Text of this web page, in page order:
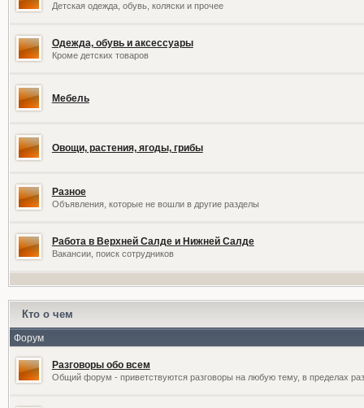
Детская одежда, обувь, коляски и прочее
Одежда, обувь и аксессуары
Кроме детских товаров
Мебель
Овощи, растения, ягоды, грибы
Разное
Объявления, которые не вошли в другие разделы
Работа в Верхней Салде и Нижней Салде
Вакансии, поиск сотрудников
Кто о чем
Форум
Разговоры обо всем
Общий форум - приветствуются разговоры на любую тему, в пределах